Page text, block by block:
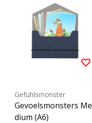
Gefühlsmonster
Gevoelsmonsters Me
dium (A6)